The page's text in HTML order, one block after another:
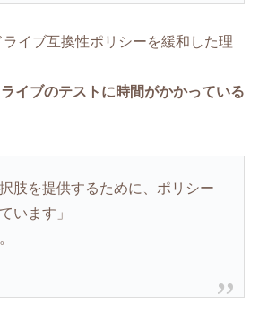
イブ互換性ポリシーを緩和した理
イブのテストに時間がかかっている
肢を提供するために、ポリシー
います」